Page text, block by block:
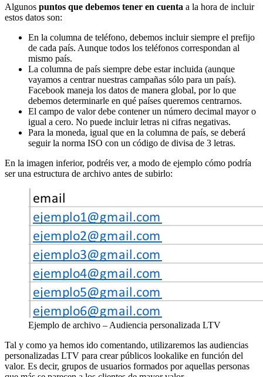
Algunos puntos que debemos tener en cuenta a la hora de incluir
estos datos son:
En la columna de teléfono, debemos incluir siempre el prefijo
de cada país. Aunque todos los teléfonos correspondan al
mismo país.
La columna de país siempre debe estar incluida (aunque
vayamos a centrar nuestras campañas sólo para un país).
Facebook maneja los datos de manera global, por lo que
debemos determinarle en qué países queremos centrarnos.
El campo de valor debe contener un número decimal mayor o
igual a cero. No puede incluir letras ni cifras negativas.
Para la moneda, igual que en la columna de país, se deberá
seguir la norma ISO con un código de divisa de 3 letras.
En la imagen inferior, podréis ver, a modo de ejemplo cómo podría
ser una estructura de archivo antes de subirlo:
Ejemplo de archivo – Audiencia personalizada LTV
Tal y como ya hemos ido comentando, utilizaremos las audiencias
personalizadas LTV para crear públicos lookalike en función del
valor. Es decir, grupos de usuarios formados por aquellas personas